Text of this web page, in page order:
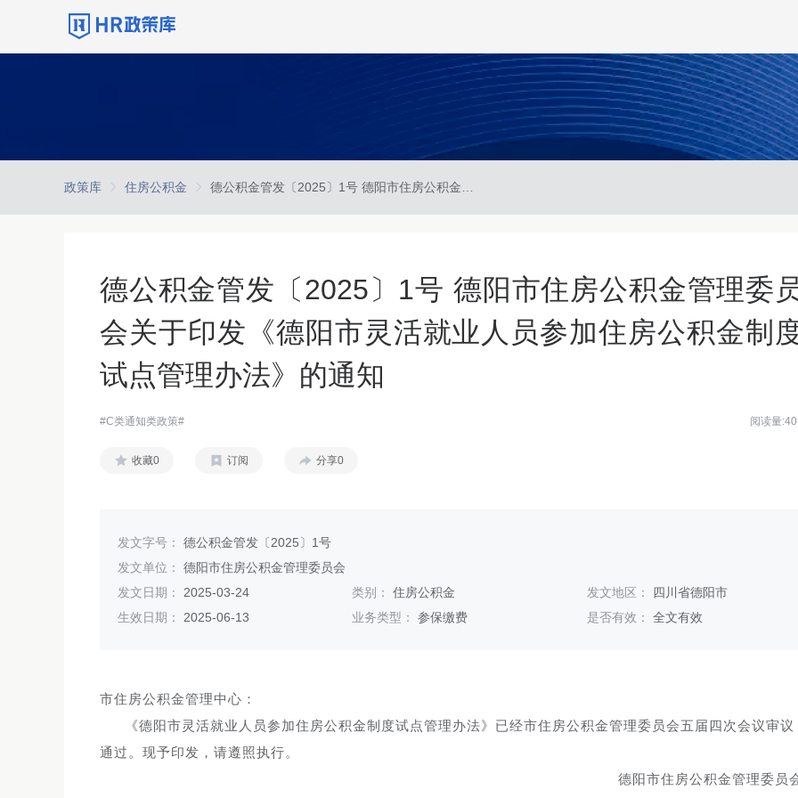
政策库 住房公积金
德公积金管发〔2025〕1号 德阳市住房公积金管理委
会关于印发《德阳市灵活就业人员参加住房公积金制
试点管理办法》的通知
#C类通知类政策# 阅读量
收藏0 订阅 分享0
发文字号： 德公积金管发〔2025〕1号
发文单位： 德阳市住房公积金管理委员会
发文日期： 2025-03-24 类别：住房公积金 发文地区： 四川省德阳市
生效日期： 2025-06-13 业务类型：参保缴费 是否有效： 全文有效
市住房公积金管理中心：
《德阳市灵活就业人员参加住房公积金制度试点管理办法》已经市住房公积金管理委员会五届四次会议审议
通过。现予印发，请遵照执行。
德阳市住房公积金管理委员